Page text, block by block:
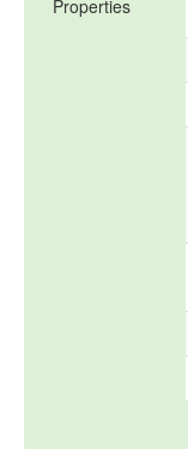
Properties